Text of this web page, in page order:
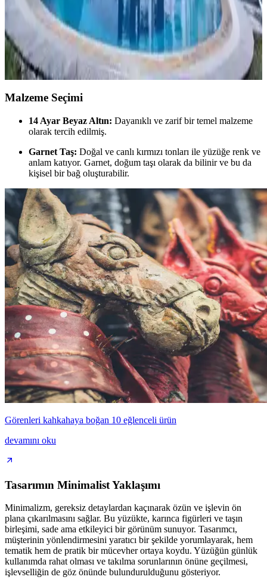
Mersin’de Modern ve Doğal Ev Dekorasyon
Trendleri ve İlham Kaynakları
Mersin’in doğal güzellikleri ve kültürel motifleriyle ev
dekorasyonunda şık ve fonksiyonel çözümler. Doğal malzemeler,
deniz teması ve modern trendlerle yaşam alanlarınızı yenileyin.
Malzeme Seçimi
14 Ayar Beyaz Altın: Dayanıklı ve zarif bir temel malzeme
olarak tercih edilmiş.
Garnet Taş: Doğal ve canlı kırmızı tonları ile yüzüğe renk ve
anlam katıyor. Garnet, doğum taşı olarak da bilinir ve bu da
kişisel bir bağ oluşturabilir.
Görenleri kahkahaya boğan 10 eğlenceli ürün
devamını oku
Tasarımın Minimalist Yaklaşımı
Minimalizm, gereksiz detaylardan kaçınarak özün ve işlevin ön
plana çıkarılmasını sağlar. Bu yüzükte, karınca figürleri ve taşın
birleşimi, sade ama etkileyici bir görünüm sunuyor. Tasarımcı,
müşterinin yönlendirmesini yaratıcı bir şekilde yorumlayarak, hem
tematik hem de pratik bir mücevher ortaya koydu. Yüzüğün günlük
kullanımda rahat olması ve takılma sorunlarının önüne geçilmesi,
işlevselliğin de göz önünde bulundurulduğunu gösteriyor.